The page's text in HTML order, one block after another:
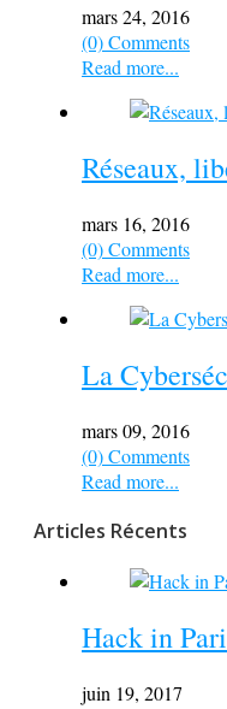
mars 24, 2016
(0) Comments
Read more...
Réseaux,
mars 16, 2016
(0) Comments
Read more...
La
mars 09, 2016
(0) Comments
Read more...
Articles Récents
Hack in
juin 19, 2017